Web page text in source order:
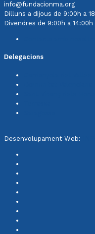
info@fundacionma.org
Dilluns a dijous de 9:00h a
Divendres de 9:00h a 14:00h
Delegacions
Desenvolupament Web: